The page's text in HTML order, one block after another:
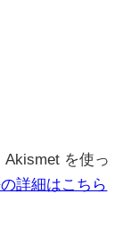
を使っ
詳細はこちら